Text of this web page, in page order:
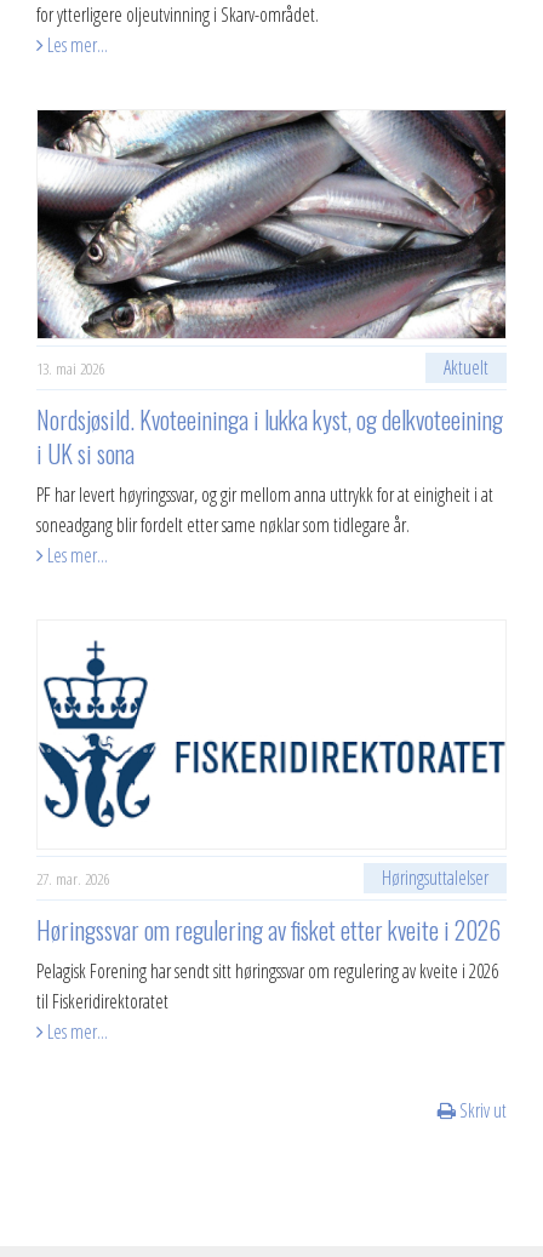
for ytterligere oljeutvinning i Skarv-området.
Les mer...
13. mai 2026 Aktuelt
Nordsjøsild. Kvoteeininga i lukka kyst, og delkvoteeining
i UK si sona
PF har levert høyringssvar, og gir mellom anna uttrykk for at einigheit i at
soneadgang blir fordelt etter same nøklar som tidlegare år.
Les mer...
27. mar. 2026 Høringsuttalelser
Høringssvar om regulering av fisket etter kveite i 2026
Pelagisk Forening har sendt sitt høringssvar om regulering av kveite i 2026
til Fiskeridirektoratet
Les mer...
Skriv ut